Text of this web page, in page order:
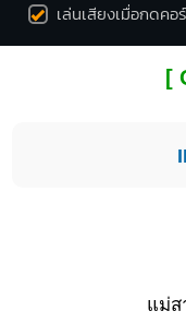
เล่นเสียงเมื่อกดคอ
[
แม่ส